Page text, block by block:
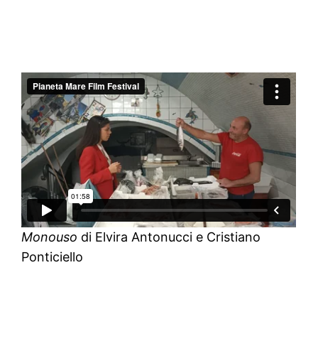
Monouso di Elvira Antonucci e Cristiano
Ponticiello